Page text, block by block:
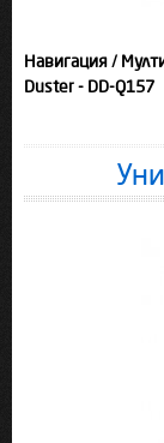
Навигация /
Duster - DD-Q157